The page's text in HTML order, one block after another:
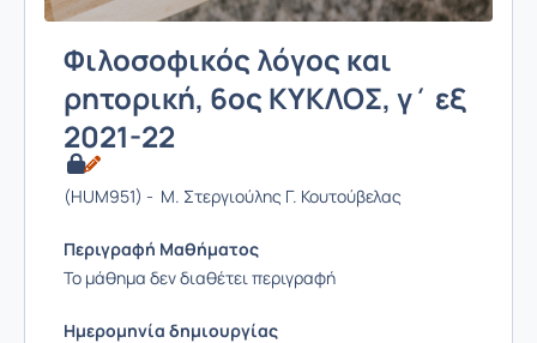
Φιλοσοφικός λόγος και
ρητορική, 6ος ΚΥΚΛΟΣ, γ΄ εξ
2021-22
(HUM951) - Μ. Στεργιούλης Γ. Κουτούβελας
Περιγραφή Μαθήματος
Το μάθημα δεν διαθέτει περιγραφή
Ημερομηνία δημιουργίας